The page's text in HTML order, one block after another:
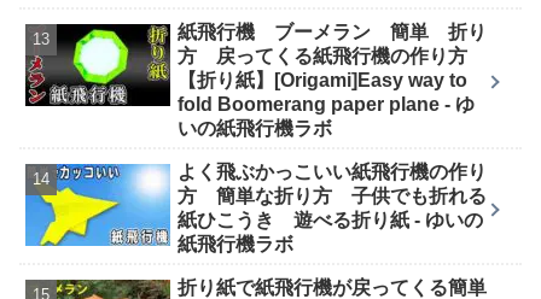
紙飛行機 ブーメラン 簡単 折り
方 戻ってくる紙飛行機の作り方
【折り紙】[Origami]Easy way to
fold Boomerang paper plane - ゆ
いの紙飛行機ラボ
よく飛ぶかっこいい紙飛行機の作り
方 簡単な折り方 子供でも折れる
紙ひこうき 遊べる折り紙 - ゆいの
紙飛行機ラボ
折り紙で紙飛行機が戻ってくる簡単